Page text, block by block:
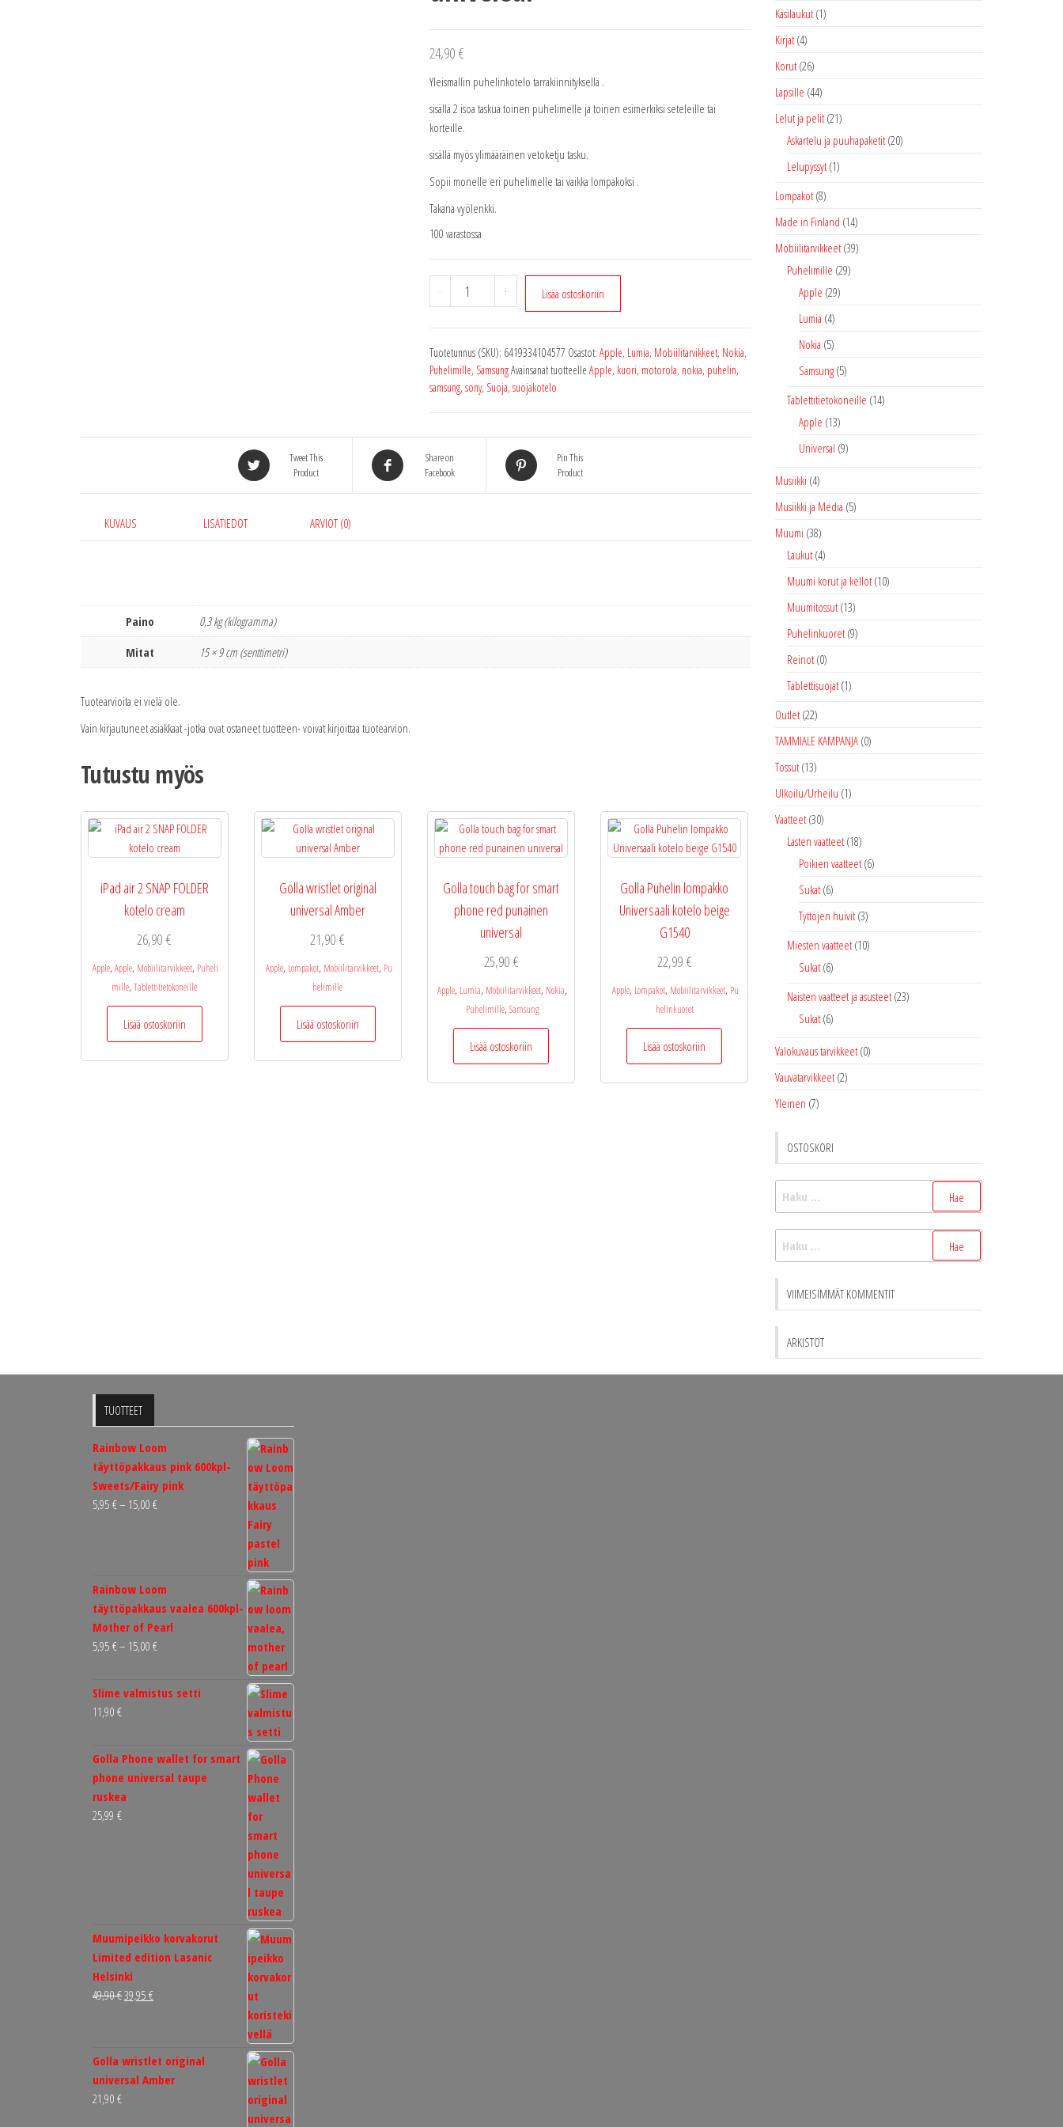
24,90 €
Yleismallin puhelinkotelo tarrakiinnityksellä .
sisällä 2 isoa taskua toinen puhelimelle ja toinen esimerkiksi seteleille tai
korteille.
sisällä myös ylimääräinen vetoketju tasku.
Sopii monelle eri puhelimelle tai vaikka lompakoksi .
Takana vyölenkki.
100 varastossa
-
golla
wallet
phone
blue
sininen
+ Lisää ostoskoriin
Tuotetunnus (SKU): 6419334104577 Osastot: Apple, Lumia, Mobiilitarvikkeet, Nokia,
Puhelimille, SamsungAvainsanat tuotteelle Apple, kuori, motorola, nokia, puhelin,
samsung, sony, Suoja, suojakotelo
Tweet This
Product
Share on
Facebook
Pin This
Product
KUVAUS LISÄTIEDOT ARVIOT (0)
Paino
0,3 kg (kilogramma)
Mitat
15 × 9 cm (senttimetri)
Tuotearvioita ei vielä ole.
Vain kirjautuneet asiakkaat -jotka ovat ostaneet tuotteen- voivat kirjoittaa tuotearvion.
Tutustu myös
iPad air 2 SNAP FOLDER
kotelo cream
26,90€
Apple, Apple, Mobiilitarvikkeet, Puheli
mille, Tablettitietokoneille
Lisää ostoskoriin
Golla wristlet original
universal Amber
21,90€
Apple, Lompakot, Mobiilitarvikkeet, Pu
helimille
Lisää ostoskoriin
Golla touch bag for smart
phone red punainen
universal
25,90 €
Apple, Lumia, Mobiilitarvikkeet, Nokia,
Puhelimille, Samsung
Lisää ostoskoriin
Golla Puhelin lompakko
Universaali kotelo beige
G1540
22,99 €
Apple, Lompakot, Mobiilitarvikkeet, Pu
helinkuoret
Lisää ostoskoriin
Käsilaukut (1)
Kirjat (4)
Korut (26)
Lapsille (44)
Lelut ja pelit (21)
Askartelu ja puuhapaketit (20)
Lelupyssyt (1)
Lompakot (8)
Made in Finland (14)
Mobiilitarvikkeet (39)
Puhelimille (29)
Apple (29)
Lumia (4)
Nokia (5)
Samsung (5)
Tablettitietokoneille (14)
Apple (13)
Universal (9)
Musiikki (4)
Musiikki ja Media (5)
Muumi (38)
Laukut (4)
Muumi korut ja kellot (10)
Muumitossut (13)
Puhelinkuoret (9)
Reinot (0)
Tablettisuojat (1)
Outlet (22)
TAMMIALE KAMPANJA (0)
Tossut (13)
Ulkoilu/Urheilu (1)
Vaatteet (30)
Lasten vaatteet (18)
Poikien vaatteet (6)
Sukat (6)
Tyttöjen huivit (3)
Miesten vaatteet (10)
Sukat (6)
Naisten vaatteet ja asusteet (23)
Sukat (6)
Valokuvaus tarvikkeet (0)
Vauvatarvikkeet (2)
Yleinen (7)
OSTOSKORI
Haku:
Haku:
VIIMEISIMMÄT KOMMENTIT
ARKISTOT
TUOTTEET
Rainbow Loom
täyttöpakkaus pink 600kpl-
Sweets/Fairy pink
5,95 €– 15,00 €Hintaluokka:
Rainbow Loom
täyttöpakkaus vaalea 600kpl-
Mother of Pearl
5,95 €– 15,00 €Hintaluokka:
15,00 €
Slime valmistus setti
11,90 €
Golla Phone wallet for smart
phone universal taupe
ruskea
25,99 €
Muumipeikko korvakorut
Limited edition Lasanic
Helsinki
49,90€Alkuperäinen
39,95 €Nykyinen
Golla wristlet original
universal Amber
21,90 €